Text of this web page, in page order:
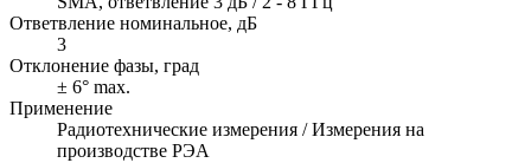
Ответвление номинальное, дБ
3
Отклонение фазы, град
± 6° max.
Применение
Радиотехнические измерения / Измерения на
производстве РЭА